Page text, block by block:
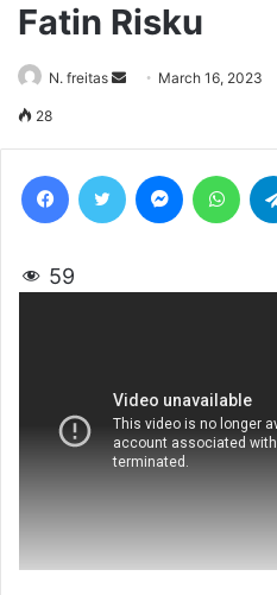
Fatin Risku
N. freitas
SendMarch 16, 2023
28
59